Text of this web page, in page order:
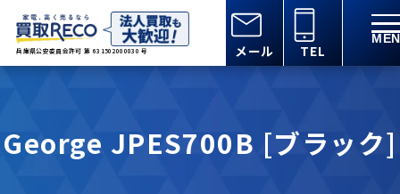
兵庫県公安委員会許可 第 631502000030 号 メール TEL
George JPES700B [ブラック]